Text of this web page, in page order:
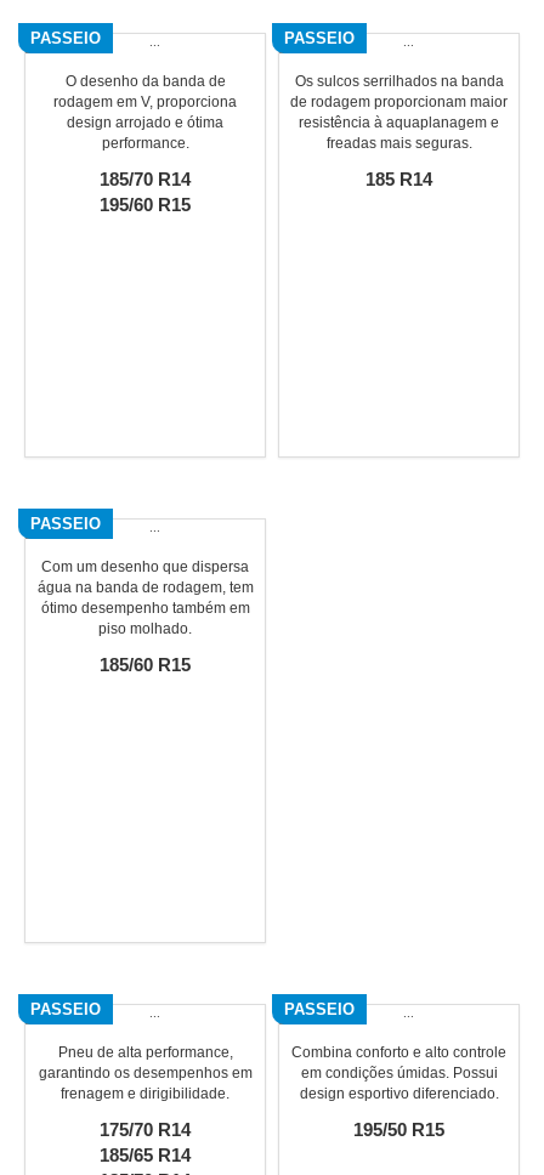
PASSEIO
O desenho da banda de
rodagem em V, proporciona
design arrojado e ótima
performance.
185/70 R14
195/60 R15
PASSEIO
Os sulcos serrilhados na banda
de rodagem proporcionam maior
resistência à aquaplanagem e
freadas mais seguras.
185 R14
PASSEIO
Com um desenho que dispersa
água na banda de rodagem, tem
ótimo desempenho também em
piso molhado.
185/60 R15
PASSEIO
Pneu de alta performance,
garantindo os desempenhos em
frenagem e dirigibilidade.
175/70 R14
185/65 R14
PASSEIO
Combina conforto e alto controle
em condições úmidas. Possui
design esportivo diferenciado.
195/50 R15